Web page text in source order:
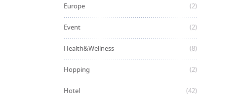
Europe (2)
Event (2)
Health&Wellness (8)
Hopping (2)
Hotel (42)